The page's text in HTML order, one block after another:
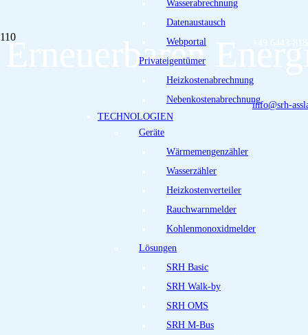
info@srh-
Wasserabrechnung
Datenaustausch
Webportal
Privateigentümer
Heizkostenabrechnung
Nebenkostenabrechnung
TECHNOLOGIEN
Geräte
Wärmemengenzähler
Wasserzähler
Heizkostenverteiler
Rauchwarnmelder
Kohlenmonoxidmelder
Lösungen
SRH Basic
SRH Walk-by
SRH OMS
SRH M-Bus
Erneuerbaren